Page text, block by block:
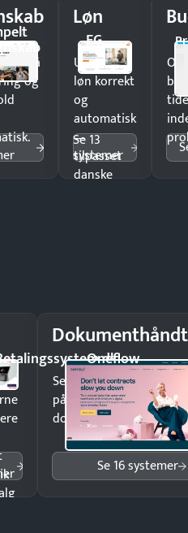
på
og
Løn
EG
Udbetal
løn korrekt
og
automatisk
—
tilpasset
danske
Se 13
systemer
Oneflow
Send kontrakter til
på minutter og mist
dokumenter.
Se 16 systemer